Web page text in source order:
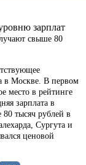
зарплат
свыше 80
в Москве. В первом
место в рейтинге
зарплата в
80 тысяч рублей в
Сургута и
ценовой